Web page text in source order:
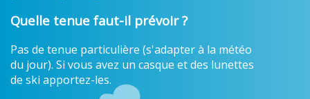
Quelle tenue faut-il prévoir ?
Pas de tenue particulière (s'adapter à la météo
du jour). Si vous avez un casque et des lunettes
de ski apportez-les.